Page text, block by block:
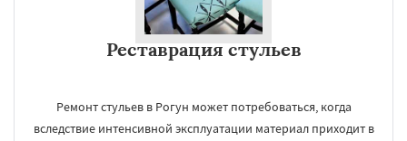
Реставрация стульев
Ремонт стульев в Рогун может потребоваться, когда
вследствие интенсивной эксплуатации материал приходит в